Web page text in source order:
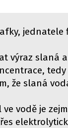
jednatele
výraz slaná
že slaná
vodě je